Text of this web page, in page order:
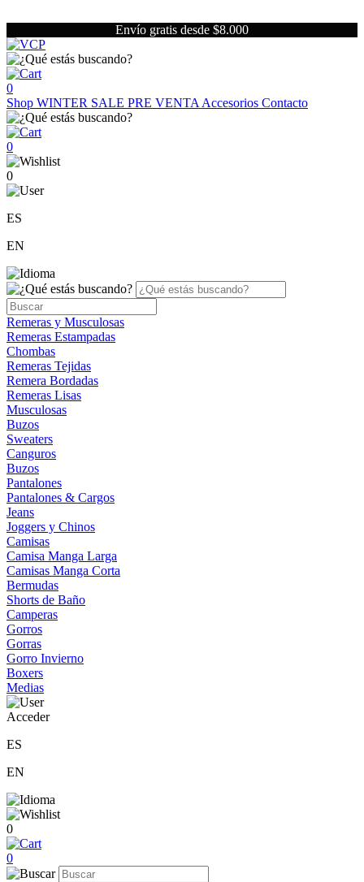
Envío gratis desde $8.000
0
Shop WINTER SALE PRE VENTA Accesorios Contacto
0
0
ES
EN
Remeras y Musculosas
Remeras Estampadas
Chombas
Remeras Tejidas
Remera Bordadas
Remeras Lisas
Musculosas
Buzos
Sweaters
Canguros
Buzos
Pantalones
Pantalones & Cargos
Jeans
Joggers y Chinos
Camisas
Camisa Manga Larga
Camisas Manga Corta
Bermudas
Shorts de Baño
Camperas
Gorros
Gorras
Gorro Invierno
Boxers
Medias
Acceder
ES
EN
0
0